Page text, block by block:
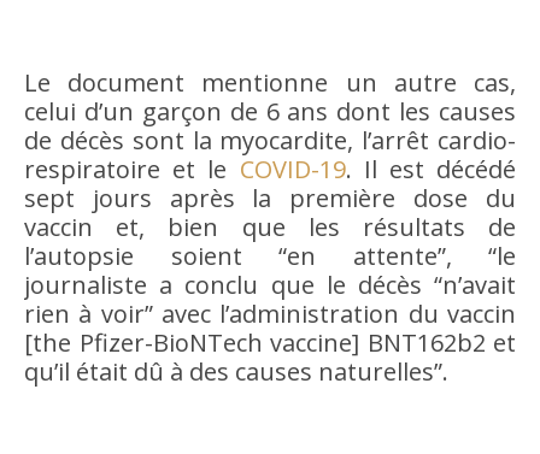
Le document mentionne un autre cas,
celui d’un garçon de 6 ans dont les causes
de décès sont la myocardite, l’arrêt cardio-
respiratoire et le COVID-19. Il est décédé
sept jours après la première dose du
vaccin et, bien que les résultats de
l’autopsie soient “en attente”, “le
journaliste a conclu que le décès “n’avait
rien à voir” avec l’administration du vaccin
[the Pfizer-BioNTech vaccine] BNT162b2 et
qu’il était dû à des causes naturelles”.